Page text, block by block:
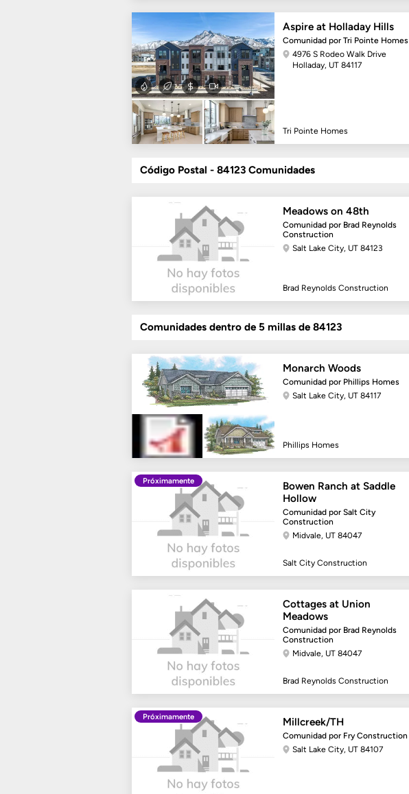
Aspire at Holladay Hills
Comunidad por Tri Pointe Homes
4976 S Rodeo Walk Drive
Holladay, UT 84117
Tri Pointe Homes
Código Postal - 84123 Comunidades
Meadows on 48th
Comunidad por Brad Reynolds
Construction
Salt Lake City, UT 84123
Brad Reynolds Construction
Comunidades dentro de 5 millas de 84123
Monarch Woods
Comunidad por Phillips Homes
Salt Lake City, UT 84117
Phillips Homes
Próximamente
Bowen Ranch at Saddle
Hollow
Comunidad por Salt City
Construction
Midvale, UT 84047
Salt City Construction
Cottages at Union
Meadows
Comunidad por Brad Reynolds
Construction
Midvale, UT 84047
Brad Reynolds Construction
Próximamente Millcreek/TH
Comunidad por Fry Construction
Salt Lake City, UT 84107